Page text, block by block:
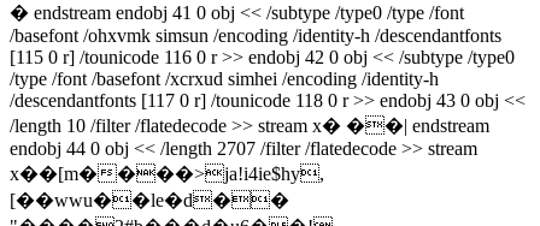
� endstream endobj 41 0 obj << /subtype /type0 /type /font
/basefont /ohxvmk simsun /encoding /identity-h /descendantfonts
[115 0 r] /tounicode 116 0 r >> endobj 42 0 obj << /subtype /type0
/type /font /basefont /xcrxud simhei /encoding /identity-h
/descendantfonts [117 0 r] /tounicode 118 0 r >> endobj 43 0 obj <<
/length 10 /filter /flatedecode >> stream x� ��| endstream
endobj 44 0 obj << /length 2707 /filter /flatedecode >> stream
x��[m����>ja!i4ie$hy,
[��wwu��le�d��